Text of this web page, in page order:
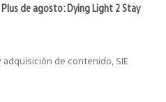
de agosto: Dying Light 2 Stay
de contenido, SIE